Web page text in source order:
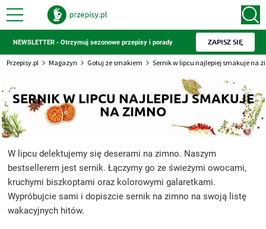
NEWSLETTER - Otrzymuj sezonowe przepisy i porady ZAPISZ SIĘ
Przepisy.pl Magazyn Gotuj ze smakiem Sernik w lipcu najlepiej smakuje na
SERNIK W LIPCU NAJLEPIEJ SMAKUJE
NA ZIMNO
W lipcu delektujemy się deserami na zimno. Naszym
bestsellerem jest sernik. Łączymy go ze świeżymi owocami,
kruchymi biszkoptami oraz kolorowymi galaretkami.
Wypróbujcie sami i dopiszcie sernik na zimno na swoją listę
wakacyjnych hitów.